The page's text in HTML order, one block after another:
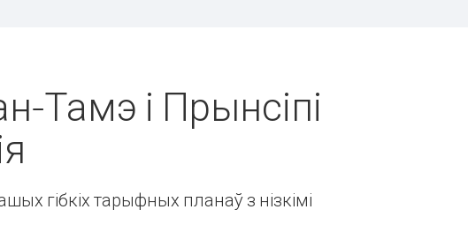
Тамэ і Прынсіпі
гібкіх тарыфных планаў з нізкімі